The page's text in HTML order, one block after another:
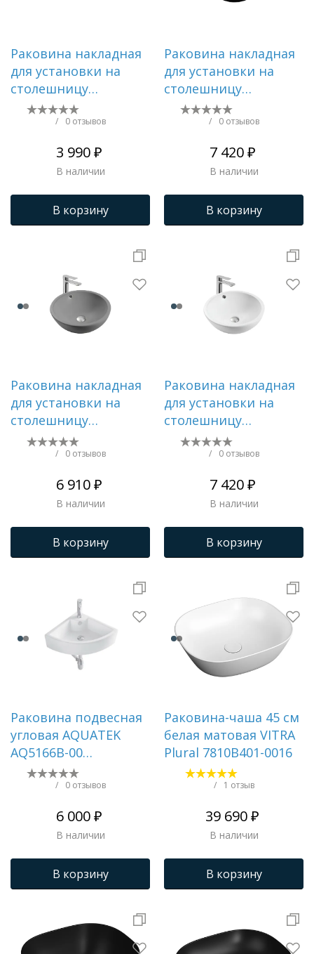
Раковина накладная
для установки на
столешницу
AQUATEK AQ5354-00,
440*440*175 мм,
перелива
/ 0 отзывов
3 990 ₽
В наличии
В корзину
Раковина накладная
для установки на
столешницу
AQUATEK AQ5354-MB
440*440*175,
/ 0 отзывов
7 420 ₽
В наличии
В корзину
Раковина накладная
для установки на
столешницу
AQUATEK AQ5354-MG
440*440*175,
/ 0 отзывов
6 910 ₽
В наличии
В корзину
Раковина накладная
для установки на
столешницу
AQUATEK AQ5354-MW
440*440*175,
/ 0 отзывов
7 420 ₽
В наличии
В корзину
Раковина подвесная
угловая AQUATEK
AQ5166B-00
470*470*150 мм,
универсальная
/ 0 отзывов
6 000 ₽
В наличии
В корзину
Раковина-чаша 45 см
белая матовая VITRA
Plural 7810B401-0016
/ 1 отзыв
39 690 ₽
В наличии
В корзину